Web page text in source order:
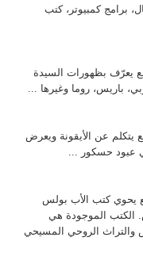
برامج كمبيوتر، كتب
يعرّف بظهورات السيدة
باريس، روما وغيرها ...
يتكلم عن الأيقونة ويعرض
عبود حسكور ...
يحوي كتب الأب بولس
الكتب الموجودة هي
والتراث الروحي المسيحي